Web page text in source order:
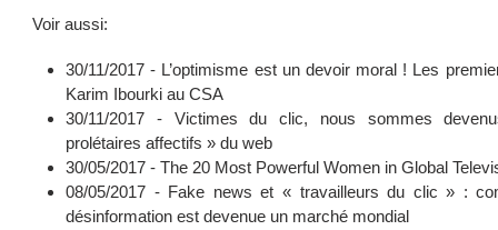
Voir aussi:
30/11/2017 - L’optimisme est un devoir moral ! Les
Karim Ibourki au CSA
30/11/2017 - Victimes du clic, nous sommes
prolétaires affectifs » du web
30/05/2017 - The 20 Most Powerful Women in Global
08/05/2017 - Fake news et « travailleurs du clic » :
désinformation est devenue un marché mondial